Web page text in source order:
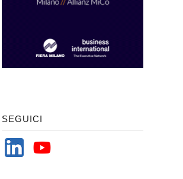
SEGUICI